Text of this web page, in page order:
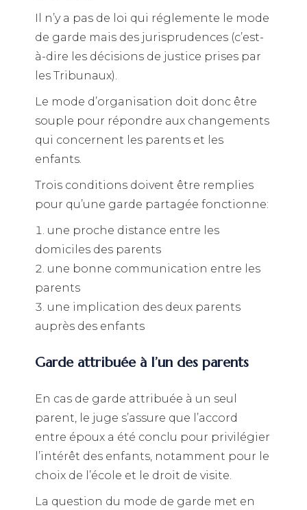
Il n’y a pas de loi qui réglemente le mode
de garde mais des jurisprudences (c’est-
à-dire les décisions de justice prises par
les Tribunaux).
Le mode d’organisation doit donc être
souple pour répondre aux changements
qui concernent les parents et les
enfants.
Trois conditions doivent être remplies
pour qu’une garde partagée fonctionne:
une proche distance entre les
domiciles des parents
une bonne communication entre les
parents
une implication des deux parents
auprès des enfants
Garde attribuée à l’un des parents
En cas de garde attribuée à un seul
parent, le juge s’assure que l’accord
entre époux a été conclu pour privilégier
l’intérêt des enfants, notamment pour le
choix de l’école et le droit de visite.
La question du mode de garde met en